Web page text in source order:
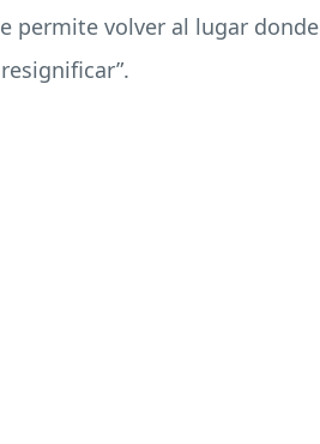
permite volver al lugar donde